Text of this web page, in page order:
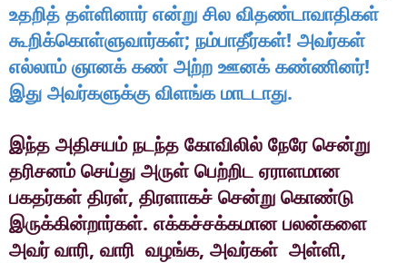
உதறித் தள்ளினார் என்று சில விதண்டாவாதிகள்
கூறிக்கொள்ளுவார்கள்; நம்பாதீர்கள்! அவர்கள்
எல்லாம் ஞானக் கண் அற்ற ஊனக் கண்ணினர்!
இது அவர்களுக்கு விளங்க மாடடாது.
இந்த அதிசயம் நடந்த கோவிலில் நேரே சென்று
தரிசனம் செய்து அருள் பெற்றிட ஏராளமான
பகதர்கள் திரள், திரளாகச் சென்று கொண்டு
இருக்கின்றார்கள். எக்கச்சக்கமான பலன்களை
அவர் வாரி, வாரி வழங்க, அவர்கள் அள்ளி,